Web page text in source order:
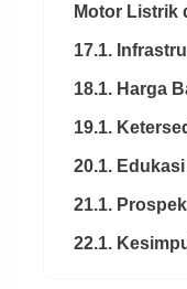
Motor Listrik
17.1.
18.1. Harga
19.1.
20.1.
21.1.
22.1.